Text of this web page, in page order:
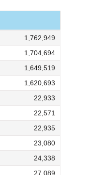
1,762,949
1,704,694
1,649,519
1,620,693
22,933
22,571
22,935
23,080
24,338
27,089